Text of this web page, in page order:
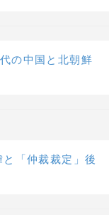
の中国と北朝鮮
「仲裁裁定」後